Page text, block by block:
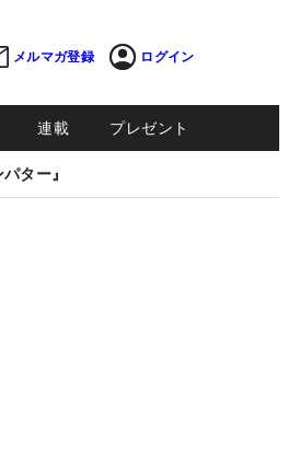
メルマガ登録 ログイン
連載 プレゼント
ター』